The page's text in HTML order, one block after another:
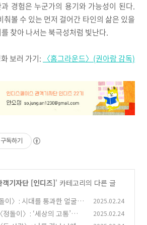
경험은 누군가의 용기와 가능성이 된다.
볼 수 있는 먼저 걸어간 타인의 삶은 있을
찾아 나서는 북극성처럼 빛난다.
보러 가기: 〈홈그라운드〉(권아람 감독)
구독하기
객기자단 [인디즈]' 카테고리의 다른 글
이〉: 시대를 통과한 얼굴들
2025.02.24
돌이〉: ‘세상의 고통’을
2025.02.24